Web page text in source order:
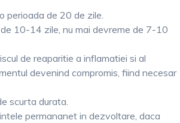
perioada de 20 de zile.
10-14 zile, nu mai devreme de 7-10
de reaparitie a inflamatiei si al
devenind compromis, fiind necesar
scurta durata.
permananet in dezvoltare, daca